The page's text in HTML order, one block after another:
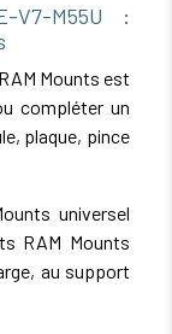
V7-M55U :
Mounts est
compléter un
plaque, pince
universel
RAM Mounts
au support